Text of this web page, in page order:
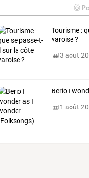
Tourisme :
varoise ?
3 août
Berio I
1 août